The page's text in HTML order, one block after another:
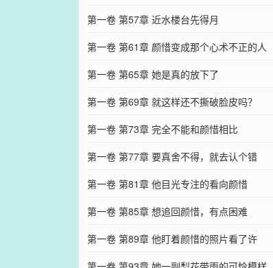
第一卷 第57章 近水楼台先得月
第一卷 第61章 颜惜变成那个心术不正的人
第一卷 第65章 她是真的放下了
第一卷 第69章 就这样还不撕破脸皮吗？
第一卷 第73章 完全不能和颜惜相比
第一卷 第77章 要真舍不得，就去认个错
第一卷 第81章 他目光专注的看向颜惜
第一卷 第85章 想追回颜惜，有点困难
第一卷 第89章 他盯着颜惜的照片看了许